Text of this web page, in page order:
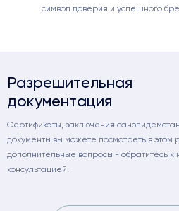
символ доверия и успешного
Разрешительная
документация
Сертификаты, заключения
документы вы можете посмотреть в этом
дополнительные вопросы - обратитесь
консультацией.